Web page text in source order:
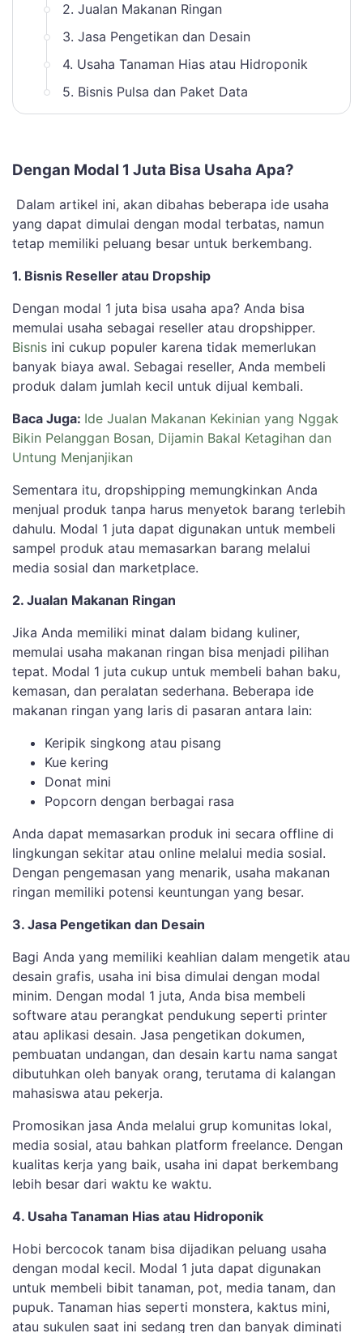
2. Jualan Makanan Ringan
3. Jasa Pengetikan dan Desain
4. Usaha Tanaman Hias atau Hidroponik
5. Bisnis Pulsa dan Paket Data
Dengan Modal 1 Juta Bisa Usaha Apa?
Dalam artikel ini, akan dibahas beberapa ide usaha
yang dapat dimulai dengan modal terbatas, namun
tetap memiliki peluang besar untuk berkembang.
1. Bisnis Reseller atau Dropship
Dengan modal 1 juta bisa usaha apa? Anda bisa
memulai usaha sebagai reseller atau dropshipper.
Bisnis ini cukup populer karena tidak memerlukan
banyak biaya awal. Sebagai reseller, Anda membeli
produk dalam jumlah kecil untuk dijual kembali.
Baca Juga: Ide Jualan Makanan Kekinian yang Nggak
Bikin Pelanggan Bosan, Dijamin Bakal Ketagihan dan
Untung Menjanjikan
Sementara itu, dropshipping memungkinkan Anda
menjual produk tanpa harus menyetok barang terlebih
dahulu. Modal 1 juta dapat digunakan untuk membeli
sampel produk atau memasarkan barang melalui
media sosial dan marketplace.
2. Jualan Makanan Ringan
Jika Anda memiliki minat dalam bidang kuliner,
memulai usaha makanan ringan bisa menjadi pilihan
tepat. Modal 1 juta cukup untuk membeli bahan baku,
kemasan, dan peralatan sederhana. Beberapa ide
makanan ringan yang laris di pasaran antara lain:
Keripik singkong atau pisang
Kue kering
Donat mini
Popcorn dengan berbagai rasa
Anda dapat memasarkan produk ini secara offline di
lingkungan sekitar atau online melalui media sosial.
Dengan pengemasan yang menarik, usaha makanan
ringan memiliki potensi keuntungan yang besar.
3. Jasa Pengetikan dan Desain
Bagi Anda yang memiliki keahlian dalam mengetik atau
desain grafis, usaha ini bisa dimulai dengan modal
minim. Dengan modal 1 juta, Anda bisa membeli
software atau perangkat pendukung seperti printer
atau aplikasi desain. Jasa pengetikan dokumen,
pembuatan undangan, dan desain kartu nama sangat
dibutuhkan oleh banyak orang, terutama di kalangan
mahasiswa atau pekerja.
Promosikan jasa Anda melalui grup komunitas lokal,
media sosial, atau bahkan platform freelance. Dengan
kualitas kerja yang baik, usaha ini dapat berkembang
lebih besar dari waktu ke waktu.
4. Usaha Tanaman Hias atau Hidroponik
Hobi bercocok tanam bisa dijadikan peluang usaha
dengan modal kecil. Modal 1 juta dapat digunakan
untuk membeli bibit tanaman, pot, media tanam, dan
pupuk. Tanaman hias seperti monstera, kaktus mini,
atau sukulen saat ini sedang tren dan banyak diminati